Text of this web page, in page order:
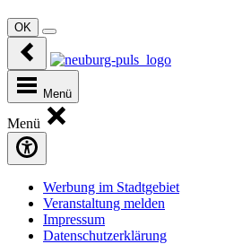
OK
Menü
Menü
Werbung im Stadtgebiet
Veranstaltung melden
Impressum
Datenschutzerklärung